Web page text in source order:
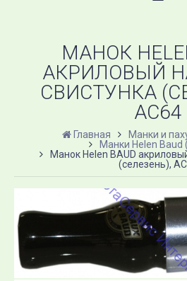
МАНОК
АКРИЛОВЫЙ
СВИСТУНКА
AC64
Главная
Манки и
Манки Helen
Манок Helen BAUD
(селезень),